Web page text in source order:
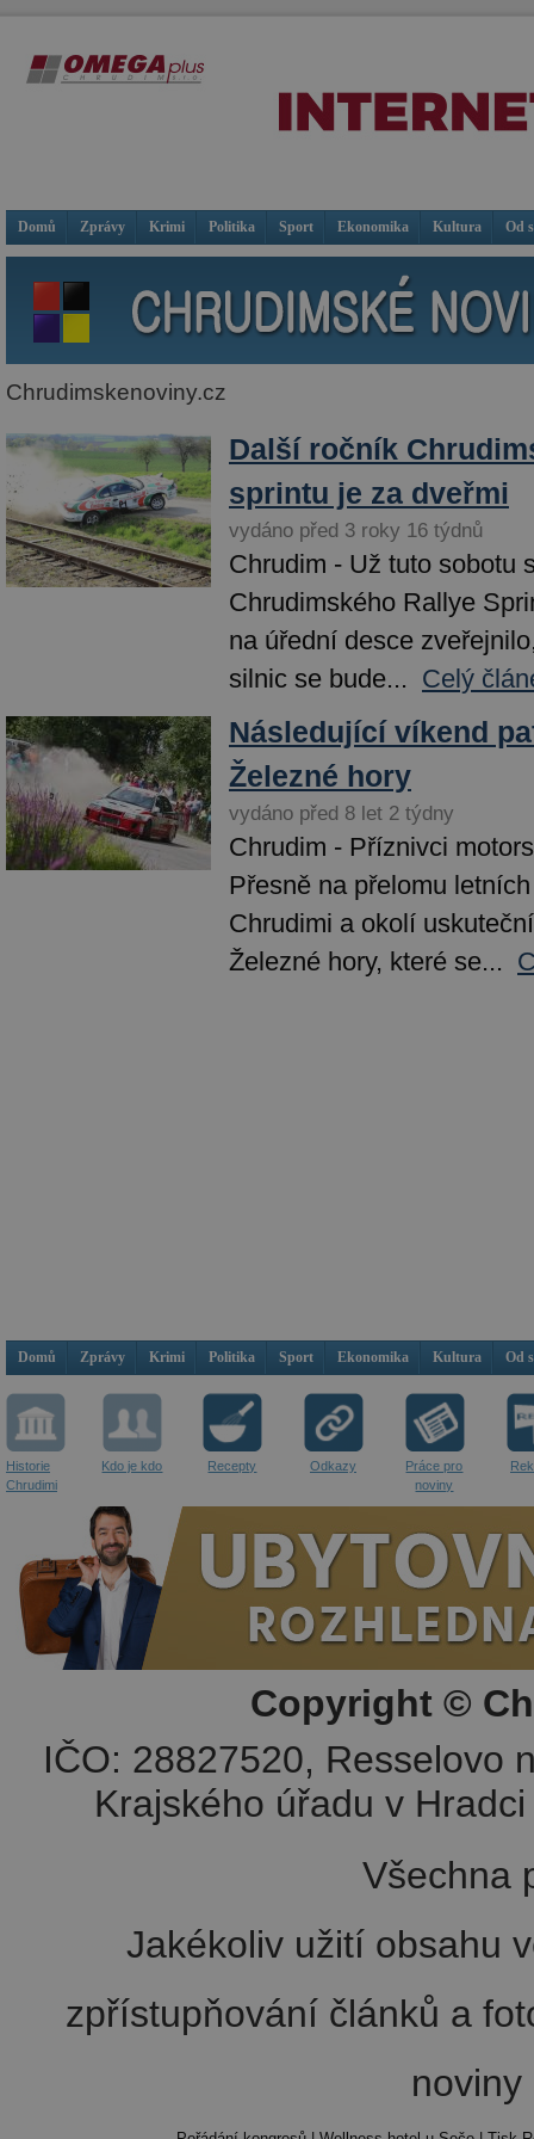
Domů Zprávy Krimi Politika Sport Ekonomika Kultura Od
Chrudimskenoviny.cz
Další ročník
sprintu je za dveřmi
vydáno před 3 roky 16 týdnů
Chrudim - Už tuto sobotu
Chrudimského Rallye
na úřední desce
silnic se bude... Celý
Následující víkend
Železné hory
vydáno před 8 let 2 týdny
Chrudim - Příznivci
Přesně na přelomu
Chrudimi a okolí
Železné hory, které se...
Domů Zprávy Krimi Politika Sport Ekonomika Kultura Od
Historie
Chrudimi
Kdo je kdo Recepty Odkazy
Práce pro
noviny
Copyright ©
IČO: 28827520, Resselovo
Krajského úřadu v
Všechna
Jakékoliv užití obsahu
zpřístupňování článků a